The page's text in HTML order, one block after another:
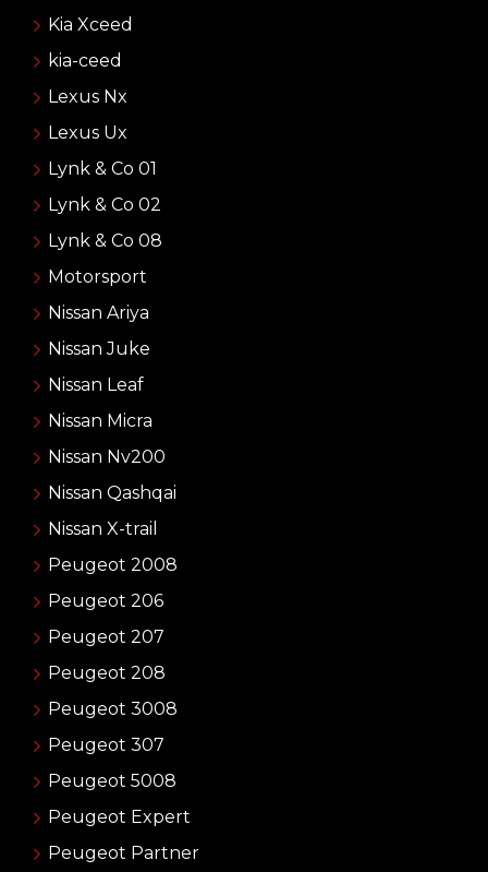
Kia Xceed
kia-ceed
Lexus Nx
Lexus Ux
Lynk & Co 01
Lynk & Co 02
Lynk & Co 08
Motorsport
Nissan Ariya
Nissan Juke
Nissan Leaf
Nissan Micra
Nissan Nv200
Nissan Qashqai
Nissan X-trail
Peugeot 2008
Peugeot 206
Peugeot 207
Peugeot 208
Peugeot 3008
Peugeot 307
Peugeot 5008
Peugeot Expert
Peugeot Partner